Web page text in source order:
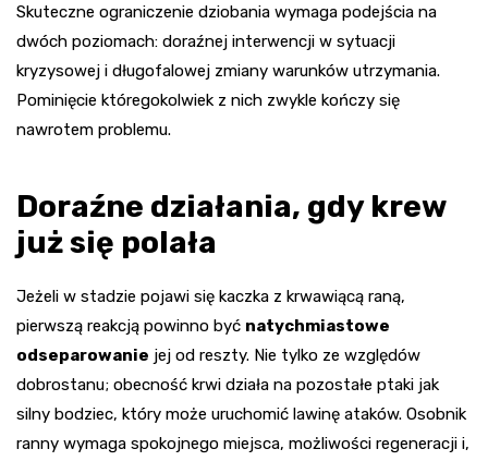
Skuteczne ograniczenie dziobania wymaga podejścia na
dwóch poziomach: doraźnej interwencji w sytuacji
kryzysowej i długofalowej zmiany warunków utrzymania.
Pominięcie któregokolwiek z nich zwykle kończy się
nawrotem problemu.
Doraźne działania, gdy krew
już się polała
Jeżeli w stadzie pojawi się kaczka z krwawiącą raną,
pierwszą reakcją powinno być natychmiastowe
odseparowanie jej od reszty. Nie tylko ze względów
dobrostanu; obecność krwi działa na pozostałe ptaki jak
silny bodziec, który może uruchomić lawinę ataków. Osobnik
ranny wymaga spokojnego miejsca, możliwości regeneracji i,